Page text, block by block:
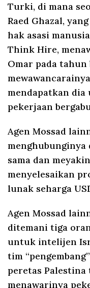
Turki, di mana
Raed Ghazal,
hak asasi
Think Hire,
Omar pada
mendapatkan
pekerjaan
Agen Mossad
menghubunginya
sama dan
menyelesaikan
lunak seharga
Agen Mossad
ditemani tiga
untuk intelijen
tim
peretas Palestina
menawarinya